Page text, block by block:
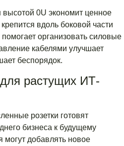
высотой 0U экономит ценное
вдоль боковой части
организовать силовые
кабелями улучшает
беспорядок.
растущих ИТ-
розетки готовят
бизнеса к будущему
добавлять новое